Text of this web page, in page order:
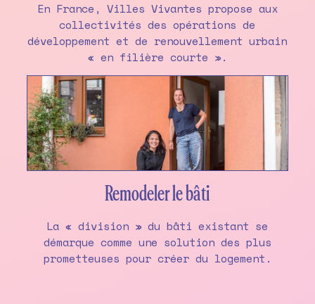
En France, Villes Vivantes propose aux
collectivités des opérations de
développement et de renouvellement urbain
« en filière courte ».
Remodeler le bâti
La « division » du bâti existant se
démarque comme une solution des plus
prometteuses pour créer du logement.